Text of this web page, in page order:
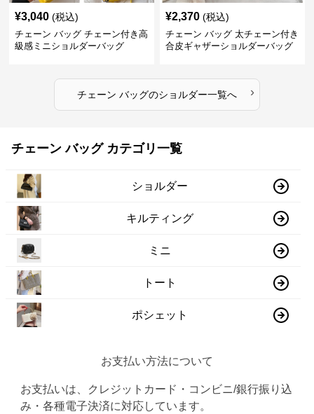
¥3,040 (税込)
チェーン バッグ チェーン付き高
級感ミニショルダーバッグ
¥2,370 (税込)
チェーン バッグ 太チェーン付き
合皮ギャザーショルダーバッグ
チェーン バッグのショルダー一覧へ ›
チェーン バッグ カテゴリ一覧
ショルダー
キルティング
ミニ
トート
ポシェット
お支払い方法について
お支払いは、クレジットカード・コンビニ/銀行振り込
み・各種電子決済に対応しています。